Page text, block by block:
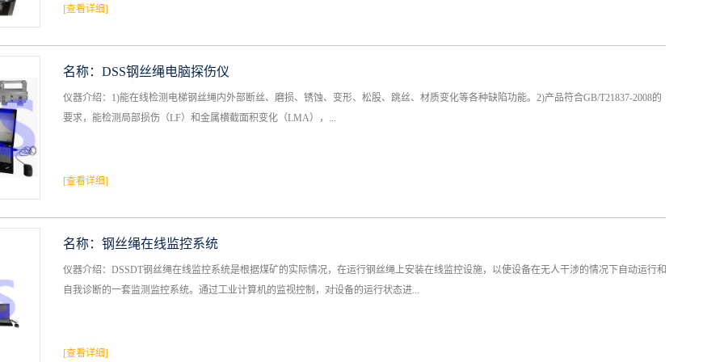
[查看详细]
名称： DSS钢丝绳电脑探伤仪
仪器介绍：1)能在线检测电梯钢丝绳内外部断丝、磨损、锈蚀、变形、松股、跳丝、材质变化等各种缺陷功能。2)产品符合GB/T21837-2008的
要求，能检测局部损伤（LF）和金属横截面积变化（LMA），...
[查看详细]
名称： 钢丝绳在线监控系统
仪器介绍：DSSDT钢丝绳在线监控系统是根据煤矿的实际情况，在运行钢丝绳上安装在线监控设施，以使设备在无人干涉的情况下自动运行和
自我诊断的一套监测监控系统。通过工业计算机的监视控制，对设备的运行状态进...
[查看详细]